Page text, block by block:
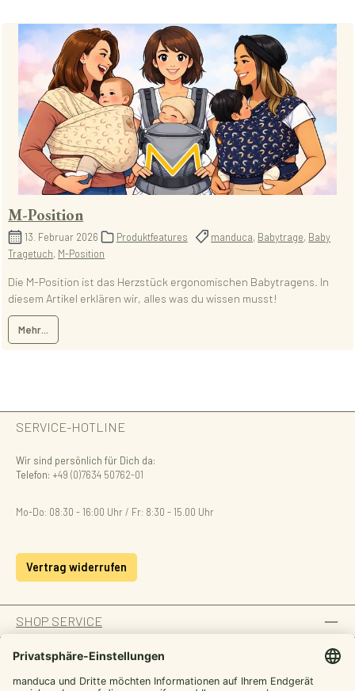
M-Position
13. Februar 2026 Produktfeatures manduca, Babytrage, Baby
Tragetuch, M-Position
Die M-Position ist das Herzstück ergonomischen Babytragens. In
diesem Artikel erklären wir, alles was du wissen musst!
Mehr...
SERVICE-HOTLINE
Wir sind persönlich für Dich da:
Telefon: +49 (0)7634 50762-01
Mo-Do: 08:30 - 16:00 Uhr / Fr: 8:30 - 15.00 Uhr
Vertrag widerrufen
SHOP SERVICE
INFORMATION
ZAHLUNGSARTEN